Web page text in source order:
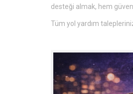
desteği almak, hem
Tüm yol yardım